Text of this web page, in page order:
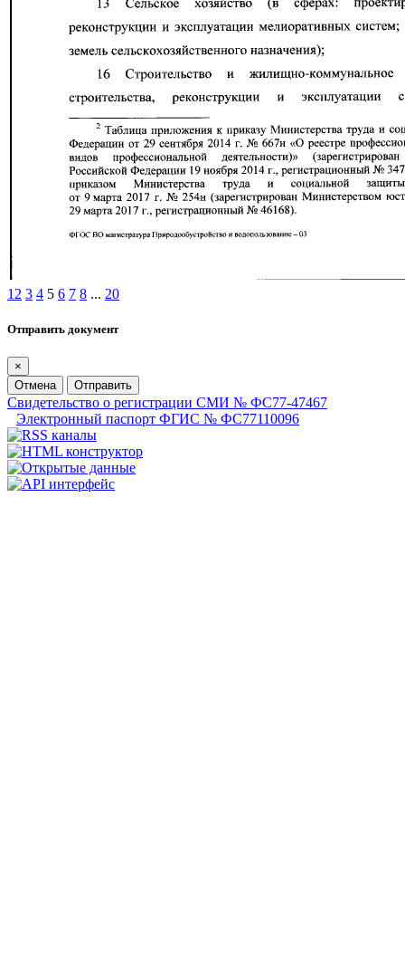
1 2 3 4 5 6 7 8 ... 20
Отправить документ
×
Отмена
Отправить
Свидетельство о регистрации СМИ № ФС77-47467
Электронный паспорт ФГИС № ФС77110096